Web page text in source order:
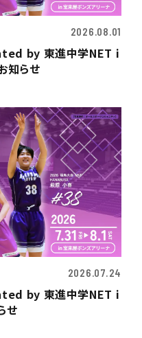
2026.08.01
by 東進中学NET i
知らせ
2026.07.24
by 東進中学NET i
せ